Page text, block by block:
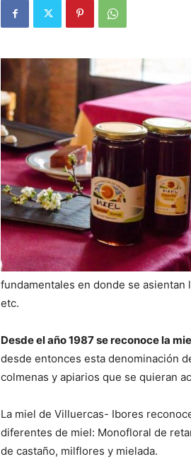
fundamentales en donde se asientan
etc.
Desde el año 1987 se reconoce la
desde entonces esta denominación
colmenas y apiarios que se quieran
La miel de Villuercas- Ibores
diferentes de miel: Monofloral de
de castaño, milflores y mielada.